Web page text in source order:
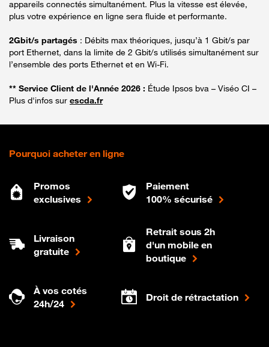
appareils connectés simultanément. Plus la vitesse est élevée,
plus votre expérience en ligne sera fluide et performante.
2Gbit/s partagés : Débits max théoriques, jusqu’à 1 Gbit/s par
port Ethernet, dans la limite de 2 Gbit/s utilisés simultanément sur
l’ensemble des ports Ethernet et en Wi-Fi.
** Service Client de l'Année 2026 : Étude Ipsos bva – Viséo CI –
Plus d'infos sur escda.fr
Pourquoi acheter en ligne
Promos
exclusives
Paiement
100% sécurisé
Livraison
gratuite
Retrait sous 2h
d'un mobile en
boutique
À vos cotés
24h/24
Droit de rétractation